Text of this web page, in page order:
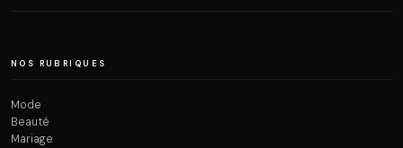
NOS RUBRIQUES
Mode
Beauté
Mariage